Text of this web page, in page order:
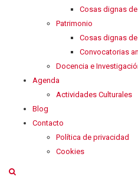
Cosas dignas
Patrimonio
Cosas dignas
Convocatorias
Docencia e
Agenda
Actividades Culturales
Blog
Contacto
Política de privacidad
Cookies